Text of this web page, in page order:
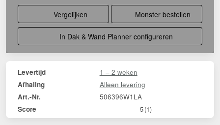
Vergelijken Monster bestellen
In Dak & Wand Planner configureren
Levertijd 1 – 2 weken
Afhaling Alleen levering
Art.-Nr. 506396W1LA
Score 5(1)